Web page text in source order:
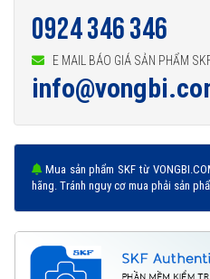
0924 346 346
E MAIL BÁO GIÁ SẢN PHẨM
Mua sản phẩm SKF từ
hãng. Tránh nguy cơ mua phải sản